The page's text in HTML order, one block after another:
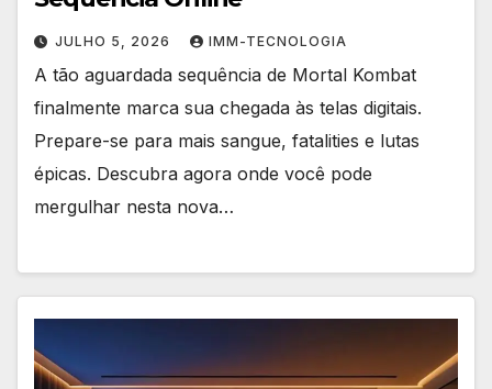
JULHO 5, 2026 IMM-TECNOLOGIA
A tão aguardada sequência de Mortal Kombat
finalmente marca sua chegada às telas digitais.
Prepare-se para mais sangue, fatalities e lutas
épicas. Descubra agora onde você pode
mergulhar nesta nova…